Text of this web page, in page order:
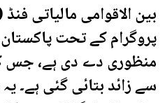
بین الاقوامی مالیاتی
پروگرام کے تحت
سے زائد بتائی گئی ہے۔